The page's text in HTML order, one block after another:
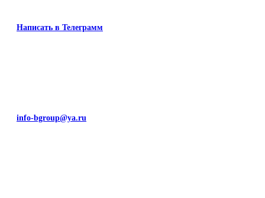
Написать в Телеграмм
info-bgroup@ya.ru